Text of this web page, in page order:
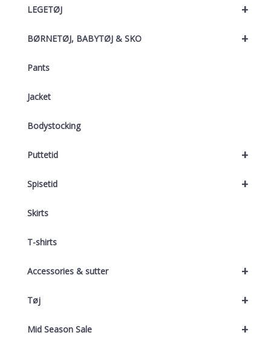
+
LEGETØJ
+
BØRNETØJ, BABYTØJ & SKO
Pants
Jacket
Bodystocking
+
Puttetid
+
Spisetid
Skirts
T-shirts
+
Accessories & sutter
+
Tøj
+
Mid Season Sale